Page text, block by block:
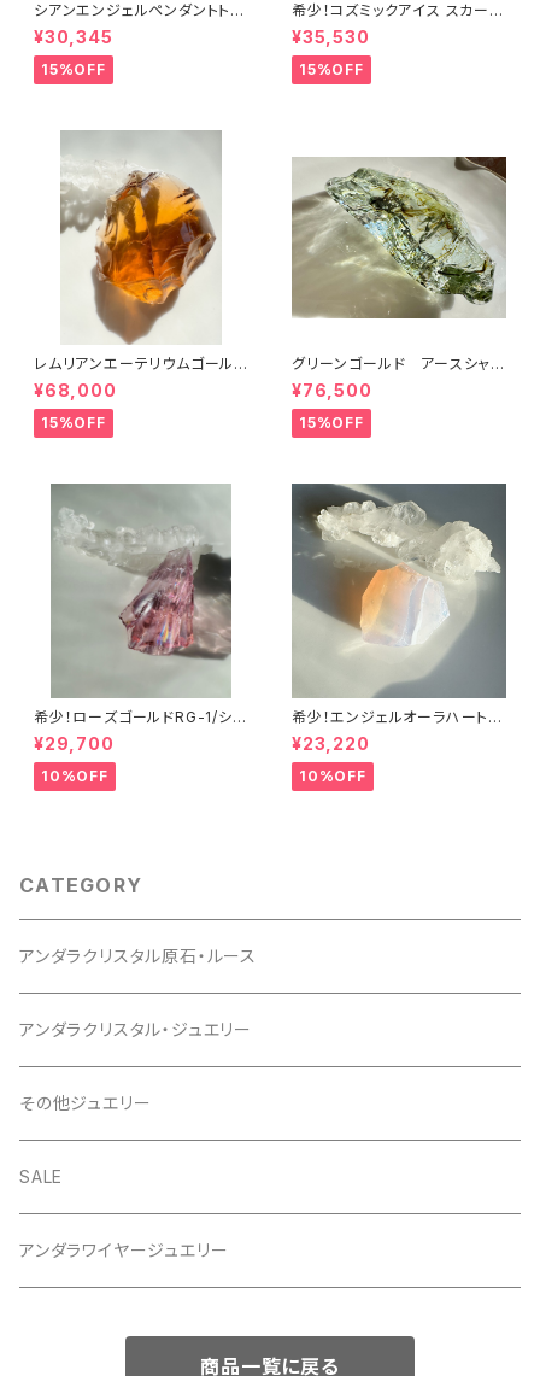
シアンエンジェルペンダントトッ
プcyp-6
¥30,345
15%OFF
希少！コズミックアイス スカーレ
ットシフトICESC-2/シエラ産ア
ンダラクリスタル
¥35,530
15%OFF
レムリアンエーテリウムゴールド
LGL-1シエラ産アンダラクリスタ
ル
¥68,000
15%OFF
グリーンゴールド アースシャ
ーマンGRGLES-1/シエラ産ア
ンダラクリスタル
¥76,500
15%OFF
希少！ローズゴールドRG-1/シエ
ラ産アンダラクリスタル
¥29,700
10%OFF
希少！エンジェルオーラハートオ
ブゴッドウィズインピンク・シー
フォームAHGWPK-10シエラ産
アンダラクリスタル
¥23,220
10%OFF
CATEGORY
アンダラクリスタル原石・ルース
アンダラクリスタル・ジュエリー
その他ジュエリー
SALE
アンダラワイヤージュエリー
商品一覧に戻る